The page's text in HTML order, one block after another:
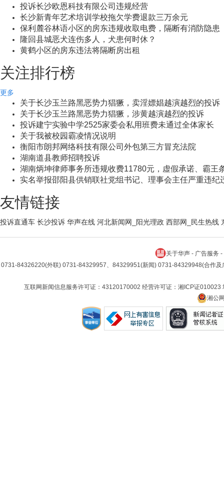
投诉长沙欧恩科技有限公司违规经营
长沙新青年艺术培训学校拖欠学费退款三万余元
保利麓谷林语小区的房东违规收取电费，隔断有消防隐患
隆回县城恶犬连伤多人，犬患何时休？
黄鹤小区的房东违法将隔断房出租
关注排行榜
更多
关于长沙玉兰路黑恶势力猖獗，卖淫嫖娼越演越烈的投诉
关于长沙玉兰路黑恶势力猖獗，涉黄越演越烈的投诉
投诉建宁实验中学2525家委会私用班费未通过全体家长
关于我被校园霸凌情况说明
衡阳市朗邦网络科技有限公司外包第三方冒充法院
湖南道县教师招聘投诉
湖南炳坤律师事务所违规收费11780元，虚假承诺、霸王
实名举报邵阳县供销联社党组书记、理事会主任严重违纪
友情链接
投诉直通车 长沙投诉 华声在线 河北新闻网_阳光理政 西部网_民生热线
关于华声 - 广告服务 -
0731-84326220(外联) 0731-84329957、84329951(新闻) 0731-84329948(合作及
互联网新闻信息服务许可证：43120170002 经营许可证：湘ICP证
湘公